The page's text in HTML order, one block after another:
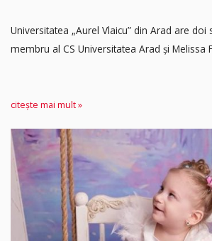
Universitatea „Aurel Vlaicu” din Arad are doi
membru al CS Universitatea Arad și Melissa
citește mai mult »